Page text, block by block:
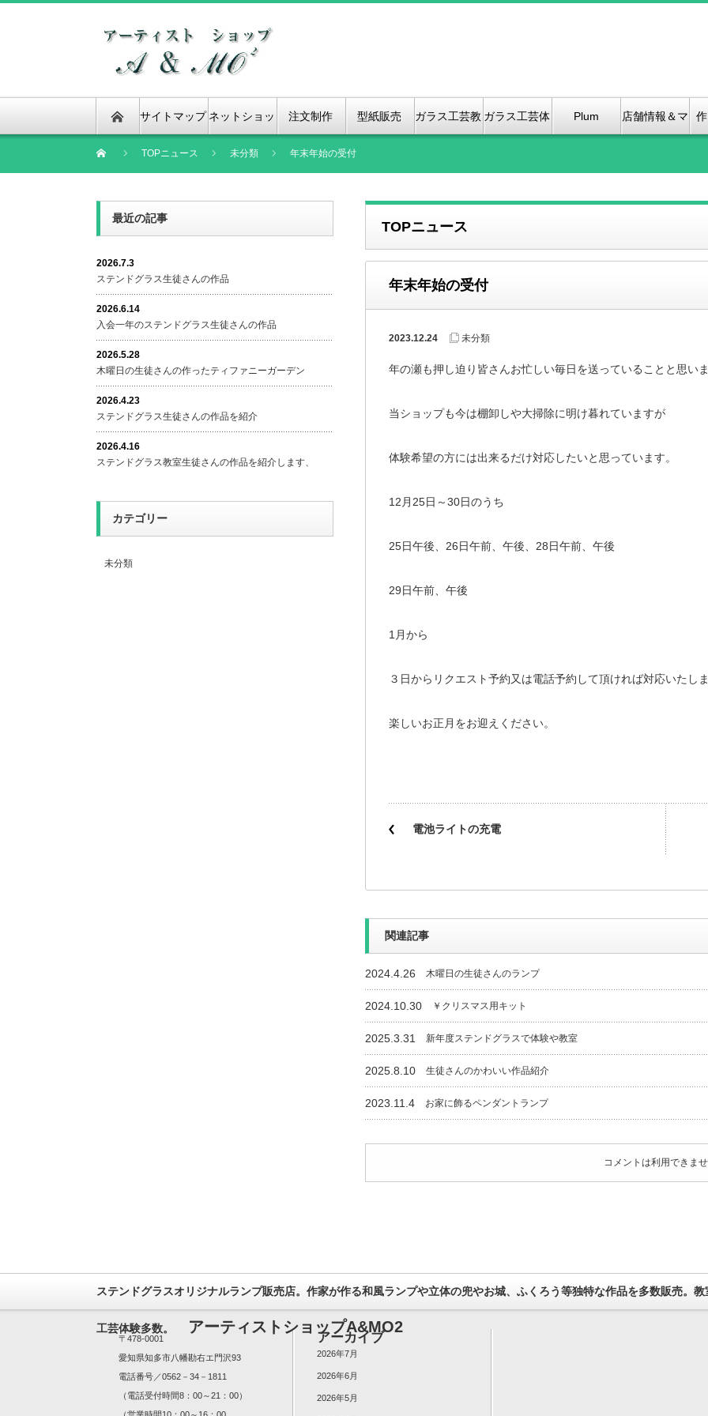
サイトマップ ネットショッ
プ
注文制作 型紙販売 ガラス工芸教 ガラス工芸体 Plum
GLass
店舗情報＆マ
TOPニュース 未分類 年末年始の受付
TOPニュース
年末年始の受付
2023.12.24 未分類
年の瀬も押し迫り皆さんお忙しい毎日を送っていることと思いま
当ショップも今は棚卸しや大掃除に明け暮れていますが
体験希望の方には出来るだけ対応したいと思っています。
12月25日～30日のうち
25日午後、26日午前、午後、28日午前、午後
29日午前、午後
1月から
３日からリクエスト予約又は電話予約して頂ければ対応いたしま
楽しいお正月をお迎えください。
電池ライトの充電
関連記事
2024.4.26 木曜日の生徒さんのランプ
2024.10.30 ￥クリスマス用キット
2025.3.31 新年度ステンドグラスで体験や教室
2025.8.10 生徒さんのかわいい作品紹介
2023.11.4 お家に飾るペンダントランプ
コメントは利用できませ
最近の記事
2026.7.3
ステンドグラス生徒さんの作品
2026.6.14
入会一年のステンドグラス生徒さんの作品
2026.5.28
木曜日の生徒さんの作ったティファニーガーデン
2026.4.23
ステンドグラス生徒さんの作品を紹介
2026.4.16
ステンドグラス教室生徒さんの作品を紹介します、
カテゴリー
未分類
ステンドグラスオリジナルランプ販売店。作家が作る和風ランプや立体の兜やお城、ふくろう等独特な作品を多数販売。
工芸体験多数。 アーティストショップA&MO2
〒478-0001
愛知県知多市八幡勘右エ門沢93
電話番号／0562－34－1811
（電話受付時間8：00～21：00）
アーカイブ
2026年7月
2026年6月
2026年5月